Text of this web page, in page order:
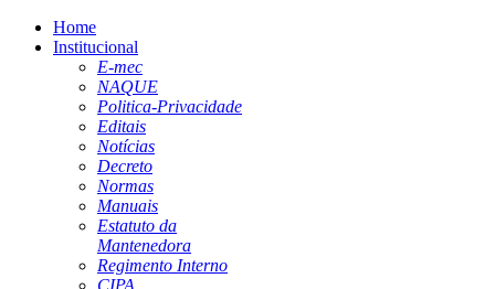
Home
Institucional
E-mec
NAQUE
Politica-Privacidade
Editais
Notícias
Decreto
Normas
Manuais
Estatuto da
Mantenedora
Regimento Interno
CIPA